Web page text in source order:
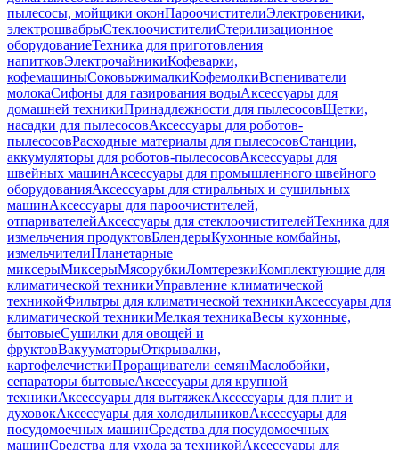
пылесосы, мойщики оконПароочистителиЭлектровеники,
электрошвабрыСтеклоочистителиСтерилизационное
оборудованиеТехника для приготовления
напитковЭлектрочайникиКофеварки,
кофемашиныСоковыжималкиКофемолкиВспениватели
молокаСифоны для газирования водыАксессуары для
домашней техникиПринадлежности для пылесосовЩетки,
насадки для пылесосовАксессуары для роботов-
пылесосовРасходные материалы для пылесосовСтанции,
аккумуляторы для роботов-пылесосовАксессуары для
швейных машинАксессуары для промышленного швейного
оборудованияАксессуары для стиральных и сушильных
машинАксессуары для пароочистителей,
отпаривателейАксессуары для стеклоочистителейТехника для
измельчения продуктовБлендерыКухонные комбайны,
измельчителиПланетарные
миксерыМиксерыМясорубкиЛомтерезкиКомплектующие для
климатической техникиУправление климатической
техникойФильтры для климатической техникиАксессуары для
климатической техникиМелкая техникаВесы кухонные,
бытовыеСушилки для овощей и
фруктовВакууматорыОткрывалки,
картофелечисткиПроращиватели семянМаслобойки,
сепараторы бытовыеАксессуары для крупной
техникиАксессуары для вытяжекАксессуары для плит и
духовокАксессуары для холодильниковАксессуары для
посудомоечных машинСредства для посудомоечных
машинСредства для ухода за техникойАксессуары для